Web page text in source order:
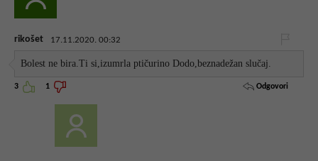
rikošet 17.11.2020. 00:32
Bolest ne bira.Ti si,izumrla ptičurino Dodo,beznadežan slučaj.
3 1 Odgovori